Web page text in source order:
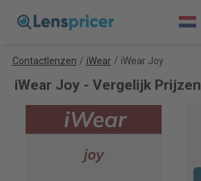
Contactlenzen / iWear / iWear Joy
iWear Joy - Vergelijk Prijzen